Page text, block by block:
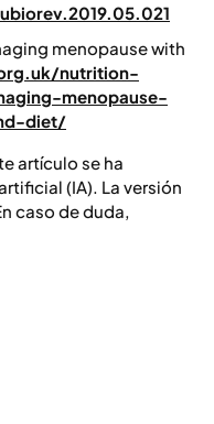
menopause with
nutrition-
menopause-
diet/
artículo se ha
(IA). La versión
caso de duda,